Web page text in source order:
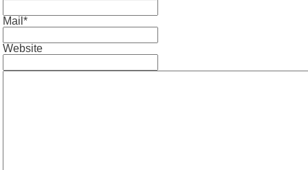
Mail*
Website